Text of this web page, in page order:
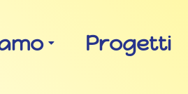
Progetti